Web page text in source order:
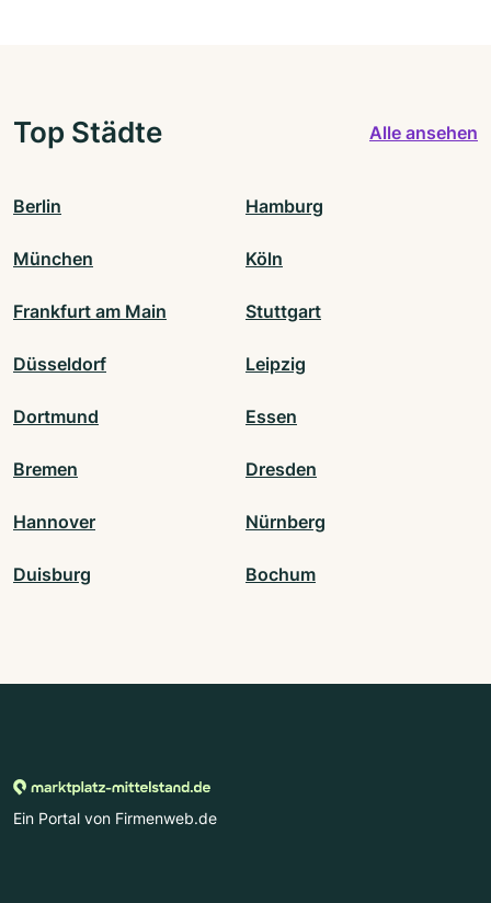
Top Städte Alle ansehen
Berlin Hamburg
München Köln
Frankfurt am Main Stuttgart
Düsseldorf Leipzig
Dortmund Essen
Bremen Dresden
Hannover Nürnberg
Duisburg Bochum
Ein Portal von Firmenweb.de